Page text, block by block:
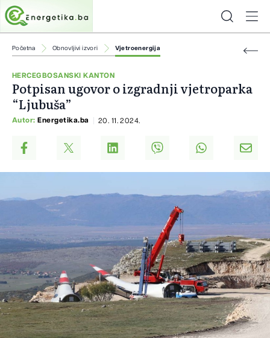
Početna Obnovljivi izvori Vjetroenergija
HERCEGBOSANSKI KANTON
Potpisan ugovor o izgradnji vjetroparka
“Ljubuša”
Autor: Energetika.ba 20. 11. 2024.